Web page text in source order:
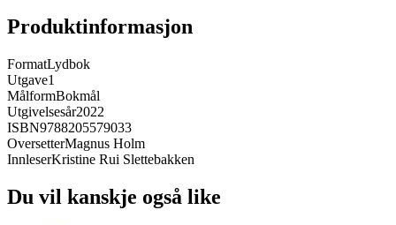
Produktinformasjon
FormatLydbok
Utgave1
MålformBokmål
Utgivelsesår2022
ISBN9788205579033
OversetterMagnus Holm
InnleserKristine Rui Slettebakken
Du vil kanskje også like